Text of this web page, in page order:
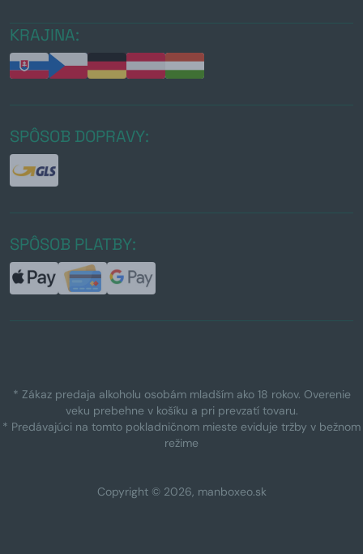
KRAJINA:
SPÔSOB DOPRAVY:
SPÔSOB PLATBY:
* Zákaz predaja alkoholu osobám mladším ako 18 rokov. Overenie
veku prebehne v košíku a pri prevzatí tovaru.
* Predávajúci na tomto pokladničnom mieste eviduje tržby v bežnom
režime
Copyright © 2026, manboxeo.sk